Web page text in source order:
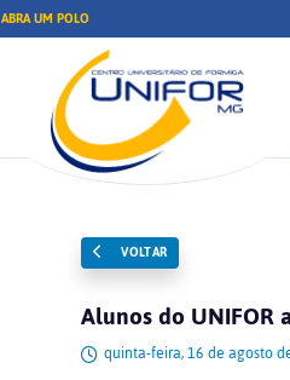
ABRA UM POLO
VOLTAR
Alunos do UNIFOR
quinta-feira, 16 de agosto